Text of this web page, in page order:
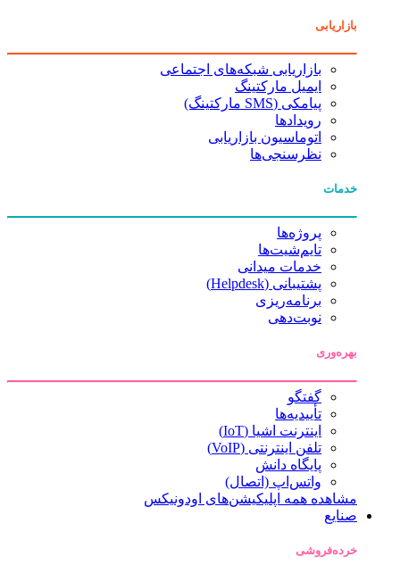
بازاریابی
بازاریابی شبکه‌های اجتماعی
ایمیل مارکتینگ
پیامکی (SMS مارکتینگ)
رویدادها
اتوماسیون بازاریابی
نظرسنجی‌ها
خدمات
پروژه‌ها
تایم‌شیت‌ها
خدمات میدانی
پشتیبانی (Helpdesk)
برنامه‌ریزی
نوبت‌دهی
بهره‌وری
گفتگو
تأییدیه‌ها
اینترنت اشیا (IoT)
تلفن اینترنتی (VoIP)
پایگاه دانش
واتس‌اپ (اتصال)
مشاهده همه اپلیکیشن‌های اودونیکس
صنایع
خرده‌فروشی